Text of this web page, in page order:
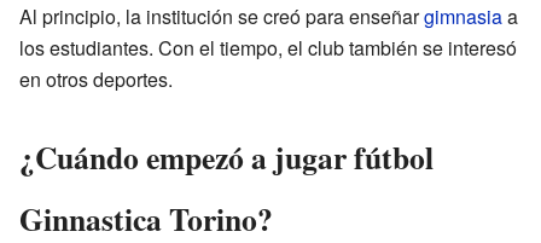
Al principio, la institución se creó para enseñargimnasiaa
los estudiantes. Con el tiempo, el club también se interesó
en otros deportes.
¿Cuándo empezó a jugar fútbol
Ginnastica Torino?